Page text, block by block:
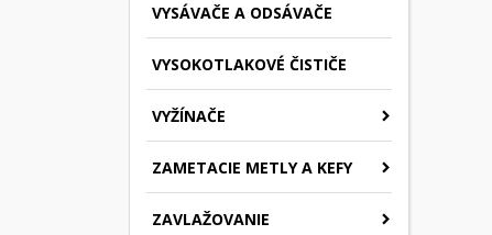
VYSÁVAČE A ODSÁVAČE
VYSOKOTLAKOVÉ ČISTIČE
VYŽÍNAČE
ZAMETACIE METLY A KEFY
ZAVLAŽOVANIE